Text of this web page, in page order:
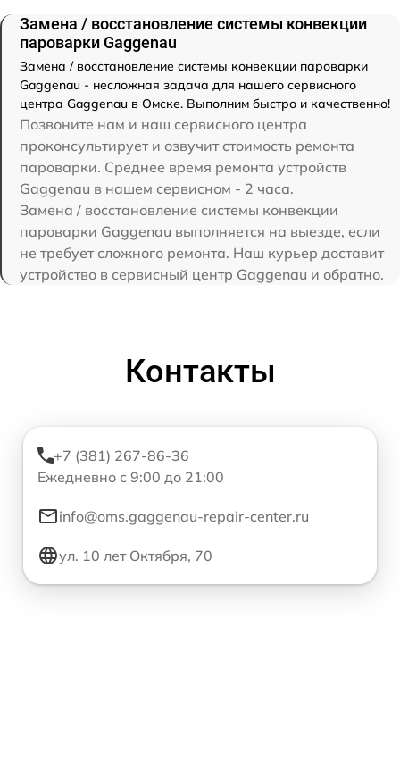
Замена / восстановление системы конвекции
пароварки Gaggenau
Замена / восстановление системы конвекции пароварки
Gaggenau - несложная задача для нашего сервисного
центра Gaggenau в Омске. Выполним быстро и качественно!
Позвоните нам и наш сервисного центра
проконсультирует и озвучит стоимость ремонта
пароварки. Среднее время ремонта устройств
Gaggenau в нашем сервисном - 2 часа.
Замена / восстановление системы конвекции
пароварки Gaggenau выполняется на выезде, если
не требует сложного ремонта. Наш курьер доставит
устройство в сервисный центр Gaggenau и обратно.
Контакты
+7 (381) 267-86-36
Ежедневно с 9:00 до 21:00
info@oms.gaggenau-repair-center.ru
ул. 10 лет Октября, 70